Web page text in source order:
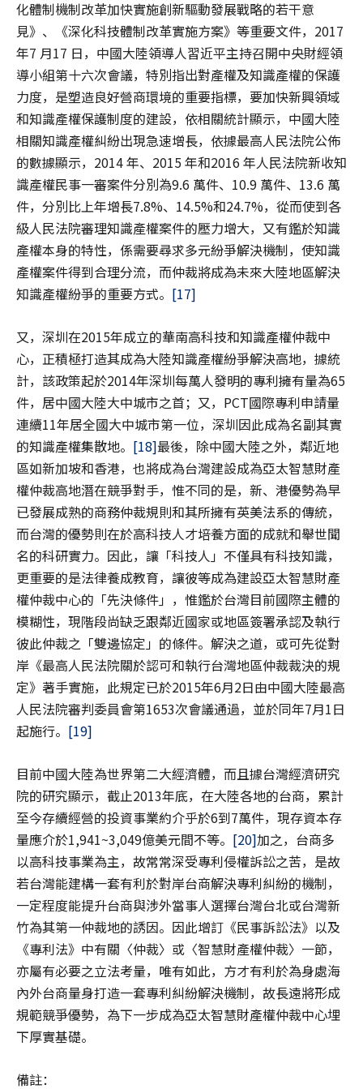
化體制機制改革加快實施創新驅動發展戰略的若干意
見》、《深化科技體制改革實施方案》等重要文件，2017
年7 月17 日，中國大陸領導人習近平主持召開中央財經領
導小組第十六次會議，特別指出對產權及知識產權的保護
力度，是塑造良好營商環境的重要指標，要加快新興領域
和知識產權保護制度的建設，依相關統計顯示，中國大陸
相關知識產權糾紛出現急速增長，依據最高人民法院公佈
的數據顯示，2014 年、2015 年和2016 年人民法院新收知
識產權民事一審案件分別為9.6 萬件、10.9 萬件、13.6 萬
件，分別比上年增長7.8%、14.5%和24.7%，從而使到各
級人民法院審理知識產權案件的壓力增大，又有鑑於知識
產權本身的特性，係需要尋求多元紛爭解決機制，使知識
產權案件得到合理分流，而仲裁將成為未來大陸地區解決
知識產權紛爭的重要方式。 [17]
又，深圳在2015年成立的華南高科技和知識產權仲裁中
心，正積極打造其成為大陸知識產權紛爭解決高地，據統
計，該政策起於2014年深圳每萬人發明的專利擁有量為65
件，居中國大陸大中城市之首；又，PCT國際專利申請量
連續11年居全國大中城市第一位，深圳因此成為名副其實
的知識產權集散地。 [18]最後，除中國大陸之外，鄰近地
區如新加坡和香港，也將成為台灣建設成為亞太智慧財產
權仲裁高地潛在競爭對手，惟不同的是，新、港優勢為早
已發展成熟的商務仲裁規則和其所擁有英美法系的傳統，
而台灣的優勢則在於高科技人才培養方面的成就和舉世聞
名的科研實力。因此，讓「科技人」不僅具有科技知識，
更重要的是法律養成教育，讓彼等成為建設亞太智慧財產
權仲裁中心的「先決條件」，惟鑑於台灣目前國際主體的
模糊性，現階段尚缺乏跟鄰近國家或地區簽署承認及執行
彼此仲裁之「雙邊協定」的條件。解決之道，或可先從對
岸《最高人民法院關於認可和執行台灣地區仲裁裁決的規
定》著手實施，此規定已於2015年6月2日由中國大陸最高
人民法院審判委員會第1653次會議通過，並於同年7月1日
起施行。 [19]
目前中國大陸為世界第二大經濟體，而且據台灣經濟研究
院的研究顯示，截止2013年底，在大陸各地的台商，累計
至今存續經營的投資事業約介乎於6到7萬件，現存資本存
量應介於1,941~3,049億美元間不等。 [20]加之，台商多
以高科技事業為主，故常常深受專利侵權訴訟之苦，是故
若台灣能建構一套有利於對岸台商解決專利糾紛的機制，
一定程度能提升台商與涉外當事人選擇台灣台北或台灣新
竹為其第一仲裁地的誘因。因此增訂《民事訴訟法》以及
《專利法》中有關〈仲裁〉或〈智慧財產權仲裁〉一節，
亦屬有必要之立法考量，唯有如此，方才有利於為身處海
內外台商量身打造一套專利糾紛解決機制，故長遠將形成
規範競爭優勢，為下一步成為亞太智慧財產權仲裁中心埋
下厚實基礎。
備註：